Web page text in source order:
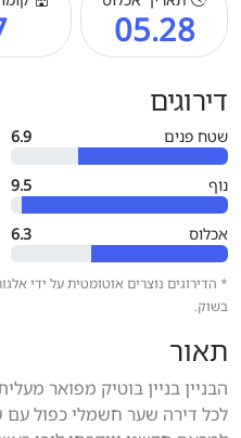
05.28
דירוגים
שטח פנים 6.9
נוף 9.5
אכלוס 6.3
* הדירוגים נוצרים אוטומטית על ידי
בשוק.
תאור
הבניין בניין בוטיק מפואר
לכל דירה שער חשמלי כפול עם